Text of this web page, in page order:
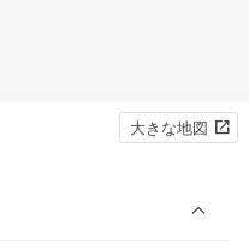
大きな地図